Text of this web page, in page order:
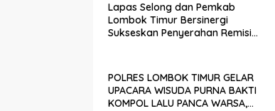
Lapas Selong dan Pemkab
Lombok Timur Bersinergi
Sukseskan Penyerahan Remisi
POLRES LOMBOK TIMUR GELAR
UPACARA WISUDA PURNA BAKTI
KOMPOL LALU PANCA WARSA,